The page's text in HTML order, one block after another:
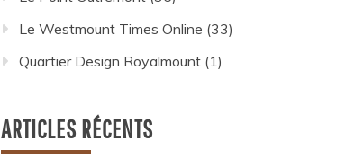
Le Westmount Times Online (33)
Quartier Design Royalmount(1)
ARTICLES RÉCENTS